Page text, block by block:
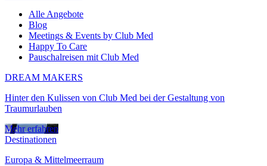
Alle Angebote
Blog
Meetings & Events by Club Med
Happy To Care
Pauschalreisen mit Club Med
DREAM MAKERS
Hinter den Kulissen von Club Med bei der Gestaltung von
Traumurlauben
Mehr erfahren
Destinationen
Europa & Mittelmeerraum